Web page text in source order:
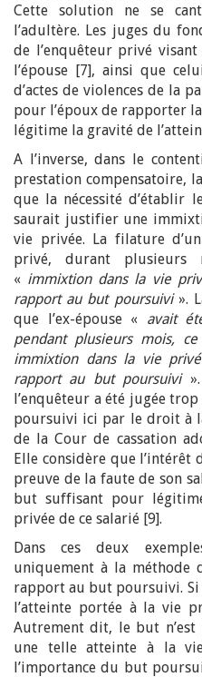
Cette solution ne se
l’adultère. Les juges du
de l’enquêteur privé
l’épouse [7], ainsi que
d’actes de violences de la
pour l’époux de rapporter
légitime la gravité de
A l’inverse, dans le
prestation compensatoire,
que la nécessité d’établir
saurait justifier une
vie privée. La filature
privé, durant plusieurs
« immixtion dans la vie
rapport au but poursuivi».
que l’ex-épouse « avait
pendant plusieurs mois,
immixtion dans la vie
rapport au but poursuivi».
l’enquêteur a été jugée
poursuivi ici par le droit à
de la Cour de cassation
Elle considère que l’intérêt
preuve de la faute de son
but suffisant pour
privée de ce salarié [9].
Dans ces deux
uniquement à la méthode
rapport au but poursuivi. Si
l’atteinte portée à la vie
Autrement dit, le but
une telle atteinte à la
l’importance du but